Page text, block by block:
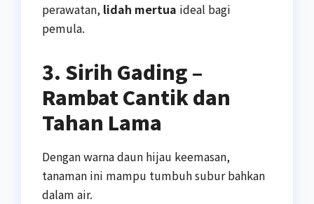
perawatan, lidah mertua ideal bagi
pemula.
3. Sirih Gading –
Rambat Cantik dan
Tahan Lama
Dengan warna daun hijau keemasan,
tanaman ini mampu tumbuh subur bahkan
dalam air.